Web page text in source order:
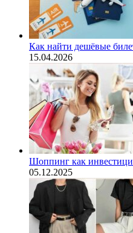
Как найти дешёвые
15.04.2026
Шоппинг как
05.12.2025